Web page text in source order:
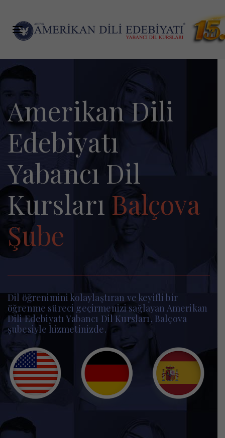
primary
Skip
to
Toggle
Amerikan Dili
Edebiyatı
Yabancı Dil
Kursları Balçova
Şube
Dil öğrenimini kolaylaştıran ve keyifli bir
öğrenme süreci geçirmenizi sağlayan Amerikan
Dili Edebiyatı Yabancı Dil Kursları, Balçova
şubesiyle hizmetinizde.
İsim